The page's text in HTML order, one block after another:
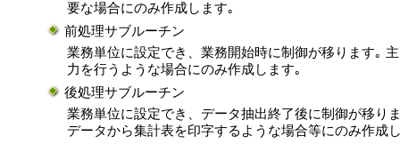
要な場合にのみ作成します｡
前処理サブルーチン
業務単位に設定でき、業務開始時に制御が移ります｡
力を行うような場合にのみ作成します｡
後処理サブルーチン
業務単位に設定でき、データ抽出終了後に制御が移り
データから集計表を印字するような場合等にのみ作成